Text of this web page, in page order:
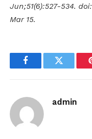
Jun;51(6):527-534.
Mar 15.
FacebookTwitter
admin